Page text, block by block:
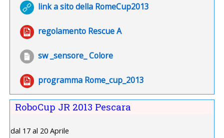
link a sito della RomeCup2013
URL
regolamento Rescue A
File
sw _sensore_ Colore
File
programma Rome_cup_2013
File
RoboCup JR 2013 Pescara
dal 17 al 20 Aprile